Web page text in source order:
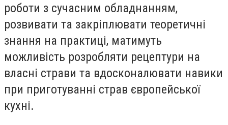
роботи з сучасним обладнанням,
розвивати та закріплювати теоретичні
знання на практиці, матимуть
можливість розробляти рецептури на
власні страви та вдосконалювати навики
при приготуванні страв європейської
кухні.